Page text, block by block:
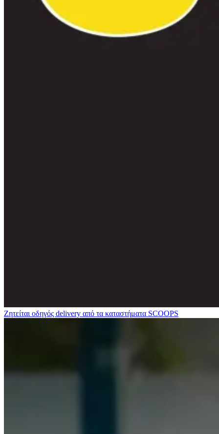
Ζητείται οδηγός delivery από τα καταστήματα SCOOPS